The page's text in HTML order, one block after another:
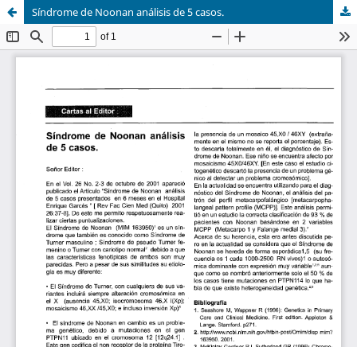
Síndrome de Noonan análisis de 5 casos.